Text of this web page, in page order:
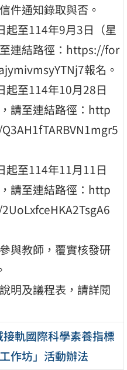
件通知錄取與否。
起至114年9月3日（星
連結路徑：https://for
報名。
起至114年10月28日
，請至連結路徑：http
起至114年11月11日
，請至連結路徑：http
與教師，覆實核發研
明及議程表，請詳閱
接軌國際科學素養指標
作坊」活動辦法